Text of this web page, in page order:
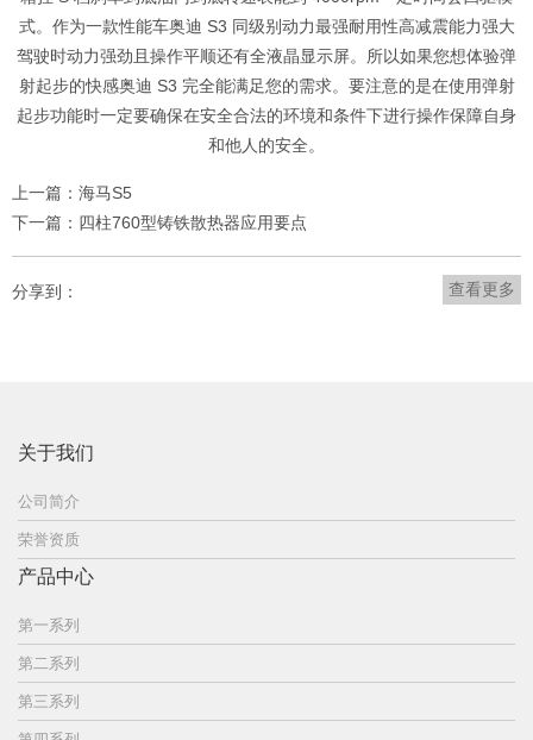
式。作为一款性能车奥迪 S3 同级别动力最强耐用性高减震能力强大
驾驶时动力强劲且操作平顺还有全液晶显示屏。所以如果您想体验弹
射起步的快感奥迪 S3 完全能满足您的需求。要注意的是在使用弹射
起步功能时一定要确保在安全合法的环境和条件下进行操作保障自身
和他人的安全。
上一篇：海马S5
下一篇：四柱760型铸铁散热器应用要点
查看更多
分享到：
关于我们
公司简介
荣誉资质
产品中心
第一系列
第二系列
第三系列